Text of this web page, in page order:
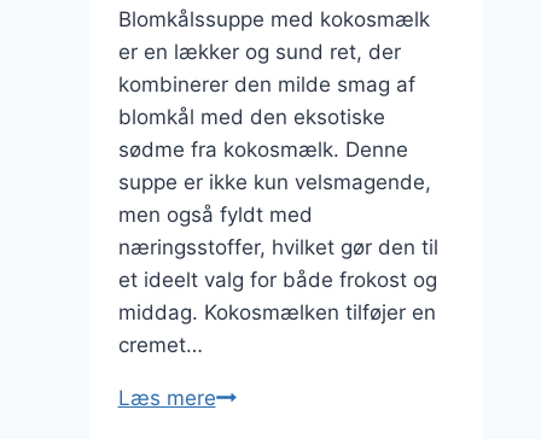
Blomkålssuppe med kokosmælk
er en lækker og sund ret, der
kombinerer den milde smag af
blomkål med den eksotiske
sødme fra kokosmælk. Denne
suppe er ikke kun velsmagende,
men også fyldt med
næringsstoffer, hvilket gør den til
et ideelt valg for både frokost og
middag. Kokosmælken tilføjer en
cremet…
Læs mereBlomkålssuppe